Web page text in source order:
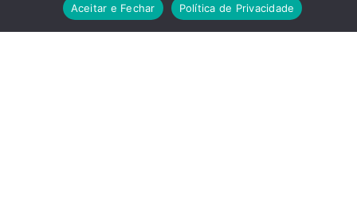
Aceitar e Fechar
Política de Privacidade